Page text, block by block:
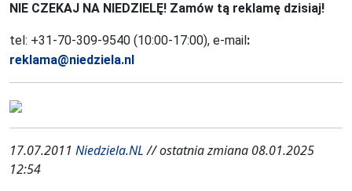
NIE CZEKAJ NA NIEDZIELĘ! Zamów tą reklamę dzisiaj!
tel: +31-70-309-9540 (10:00-17:00), e-mail :
reklama@niedziela.nl
17.07.2011 Niedziela.NL// ostatnia zmiana 08.01.2025
12:54